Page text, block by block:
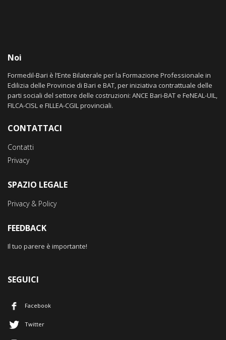
Noi
Formedil-Bari è l’Ente Bilaterale per la Formazione Professionale in
Edilizia delle Provincie di Bari e BAT, per iniziativa contrattuale delle
parti sociali del settore delle costruzioni: ANCE Bari-BAT e FeNEAL-UIL,
FILCA-CISL e FILLEA-CGIL provinciali.
CONTATTACI
Contatti
Privacy
SPAZIO LEGALE
Privacy & Policy
FEEDBACK
Il tuo parere è importante!
SEGUICI
Facebook
Twitter